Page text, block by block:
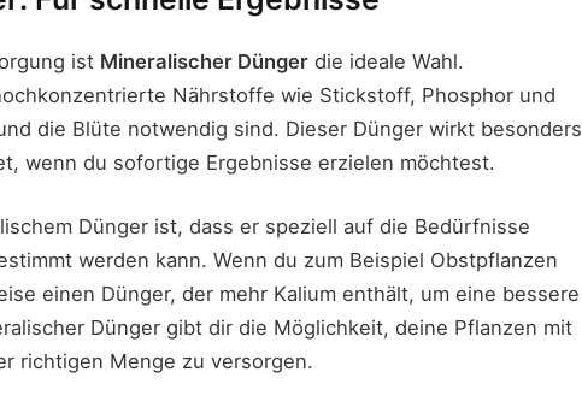
ist Mineralischer Dünger die ideale Wahl.
Nährstoffe wie Stickstoff, Phosphor und
die Blüte notwendig sind. Dieser Dünger wirkt besonders
wenn du sofortige Ergebnisse erzielen möchtest.
Dünger ist, dass er speziell auf die Bedürfnisse
werden kann. Wenn du zum Beispiel Obstpflanzen
einen Dünger, der mehr Kalium enthält, um eine bessere
Dünger gibt dir die Möglichkeit, deine Pflanzen mit
richtigen Menge zu versorgen.